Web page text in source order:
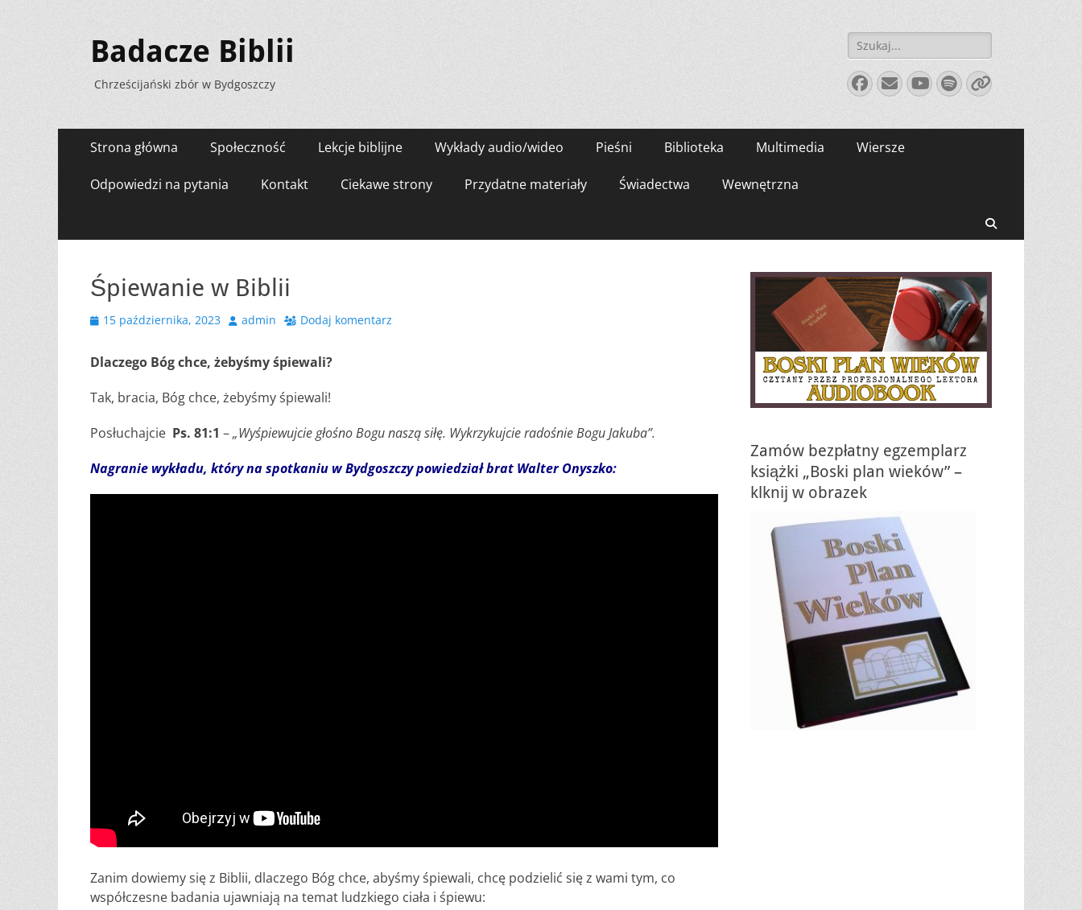
Badacze Biblii
Chrześcijański zbór w Bydgoszczy
Szukaj:
Facebook
E-
mail
YouTube
Spotify
Link
Menu
zawartości
Strona główna Społeczność Lekcje biblijne Wykłady audio/wideo Pieśni Biblioteka Multimedia Wiersze
Odpowiedzi na pytania Kontakt Ciekawe strony Przydatne materiały Świadectwa Wewnętrzna
Śpiewanie w Biblii
Opublikowano
15 października, 2023 Autoradmin Dodaj komentarz
Dlaczego Bóg chce, żebyśmy śpiewali?
Tak, bracia, Bóg chce, żebyśmy śpiewali!
Posłuchajcie Ps. 81:1 –„Wyśpiewujcie głośno Bogu naszą siłę. Wykrzykujcie radośnie Bogu Jakuba”.
Nagranie wykładu, który na spotkaniu w Bydgoszczy powiedział brat Walter Onyszko:
Zanim dowiemy się z Biblii, dlaczego Bóg chce, abyśmy śpiewali, chcę podzielić się z wami tym, co
współczesne badania ujawniają na temat ludzkiego ciała i śpiewu:
Zamów bezpłatny egzemplarz
książki „Boski plan wieków” –
klknij w obrazek